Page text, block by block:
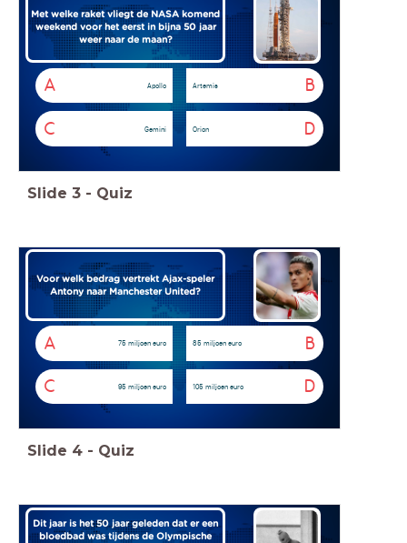
Met welke raket vliegt de NASA komend
weekend voor het eerst in bijna 50 jaar
weer naar de maan?
A Apollo B
Artemis
C Gemini D
Orion
Slide 3 - Quiz
Voor welk bedrag vertrekt Ajax-speler
Antony naar Manchester United?
A 75 miljoen euro B
85 miljoen euro
C 95 miljoen euro D
105 miljoen euro
Slide 4 - Quiz
Dit jaar is het 50 jaar geleden dat er een
bloedbad was tijdens de Olympische